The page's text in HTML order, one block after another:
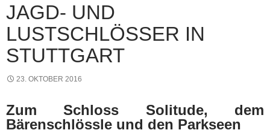
JAGD- UND
LUSTSCHLÖSSER IN
STUTTGART
23. OKTOBER 2016
Zum Schloss Solitude, dem
Bärenschlössle und den Parkseen